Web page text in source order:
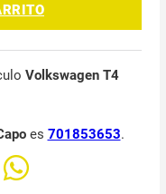
Volkswagen T4
es 701853653.